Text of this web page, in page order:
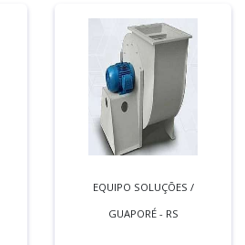
EQUIPO SOLUÇÕES /
GUAPORÉ - RS